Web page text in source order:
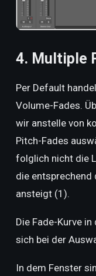
4. Multiple
Per Default
Volume-Fades.
wir anstelle von
Pitch-Fades
folglich nicht die
die entsprechend
ansteigt (1).
Die Fade-Kurve
sich bei der
In dem Fenster